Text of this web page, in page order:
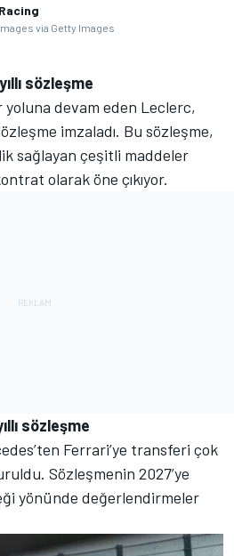
via Getty Images
sözleşme
devam eden Leclerc,
imzaladı. Bu sözleşme,
sağlayan çeşitli maddeler
olarak öne çıkıyor.
sözleşme
Ferrari’ye transferi çok
Sözleşmenin 2027’ye
yönünde değerlendirmeler